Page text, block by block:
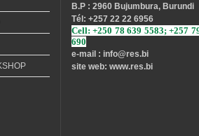
B.P : 2960 Bujumbura, Burundi
Tél : +257 22 22 6956
Cell: +250 78 639 5583; +257
690
e-mail : info@res.bi
site web: www.res.bi